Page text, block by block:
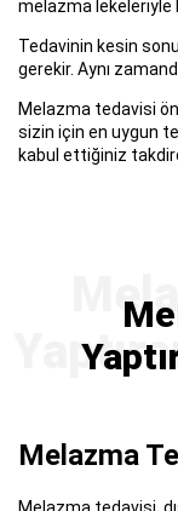
melazma lekeleriyle
Tedavinin kesin
gerekir. Aynı
Melazma tedavisi
sizin için en uygun
kabul ettiğiniz
Melazma